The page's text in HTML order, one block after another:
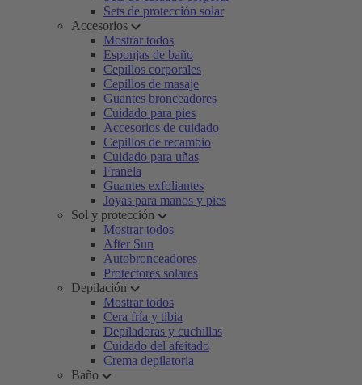
Sets de protección solar
Accesorios
Mostrar todos
Esponjas de baño
Cepillos corporales
Cepillos de masaje
Guantes bronceadores
Cuidado para pies
Accesorios de cuidado
Cepillos de recambio
Cuidado para uñas
Franela
Guantes exfoliantes
Joyas para manos y pies
Sol y protección
Mostrar todos
After Sun
Autobronceadores
Protectores solares
Depilación
Mostrar todos
Cera fría y tibia
Depiladoras y cuchillas
Cuidado del afeitado
Crema depilatoria
Baño